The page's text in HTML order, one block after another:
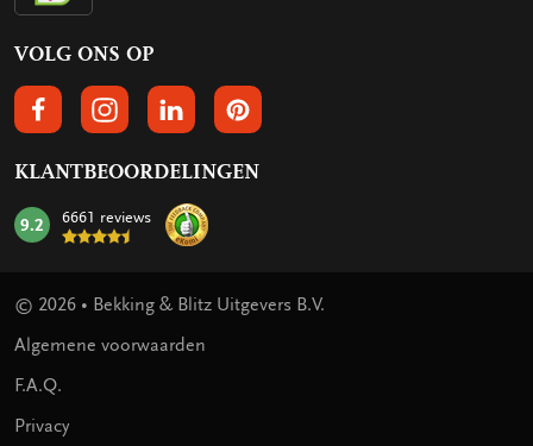
VOLG ONS OP
VOLGS ONS OP FACEBOOK
VOLG ONS OP INSTAGRAM
VOLG ONS OP LINKEDIN
VOLG ONS OP PINTEREST
KLANTBEOORDELINGEN
mark:
9.2 6661 reviews
© 2026 • Bekking & Blitz Uitgevers B.V.
Algemene voorwaarden
F.A.Q.
Privacy